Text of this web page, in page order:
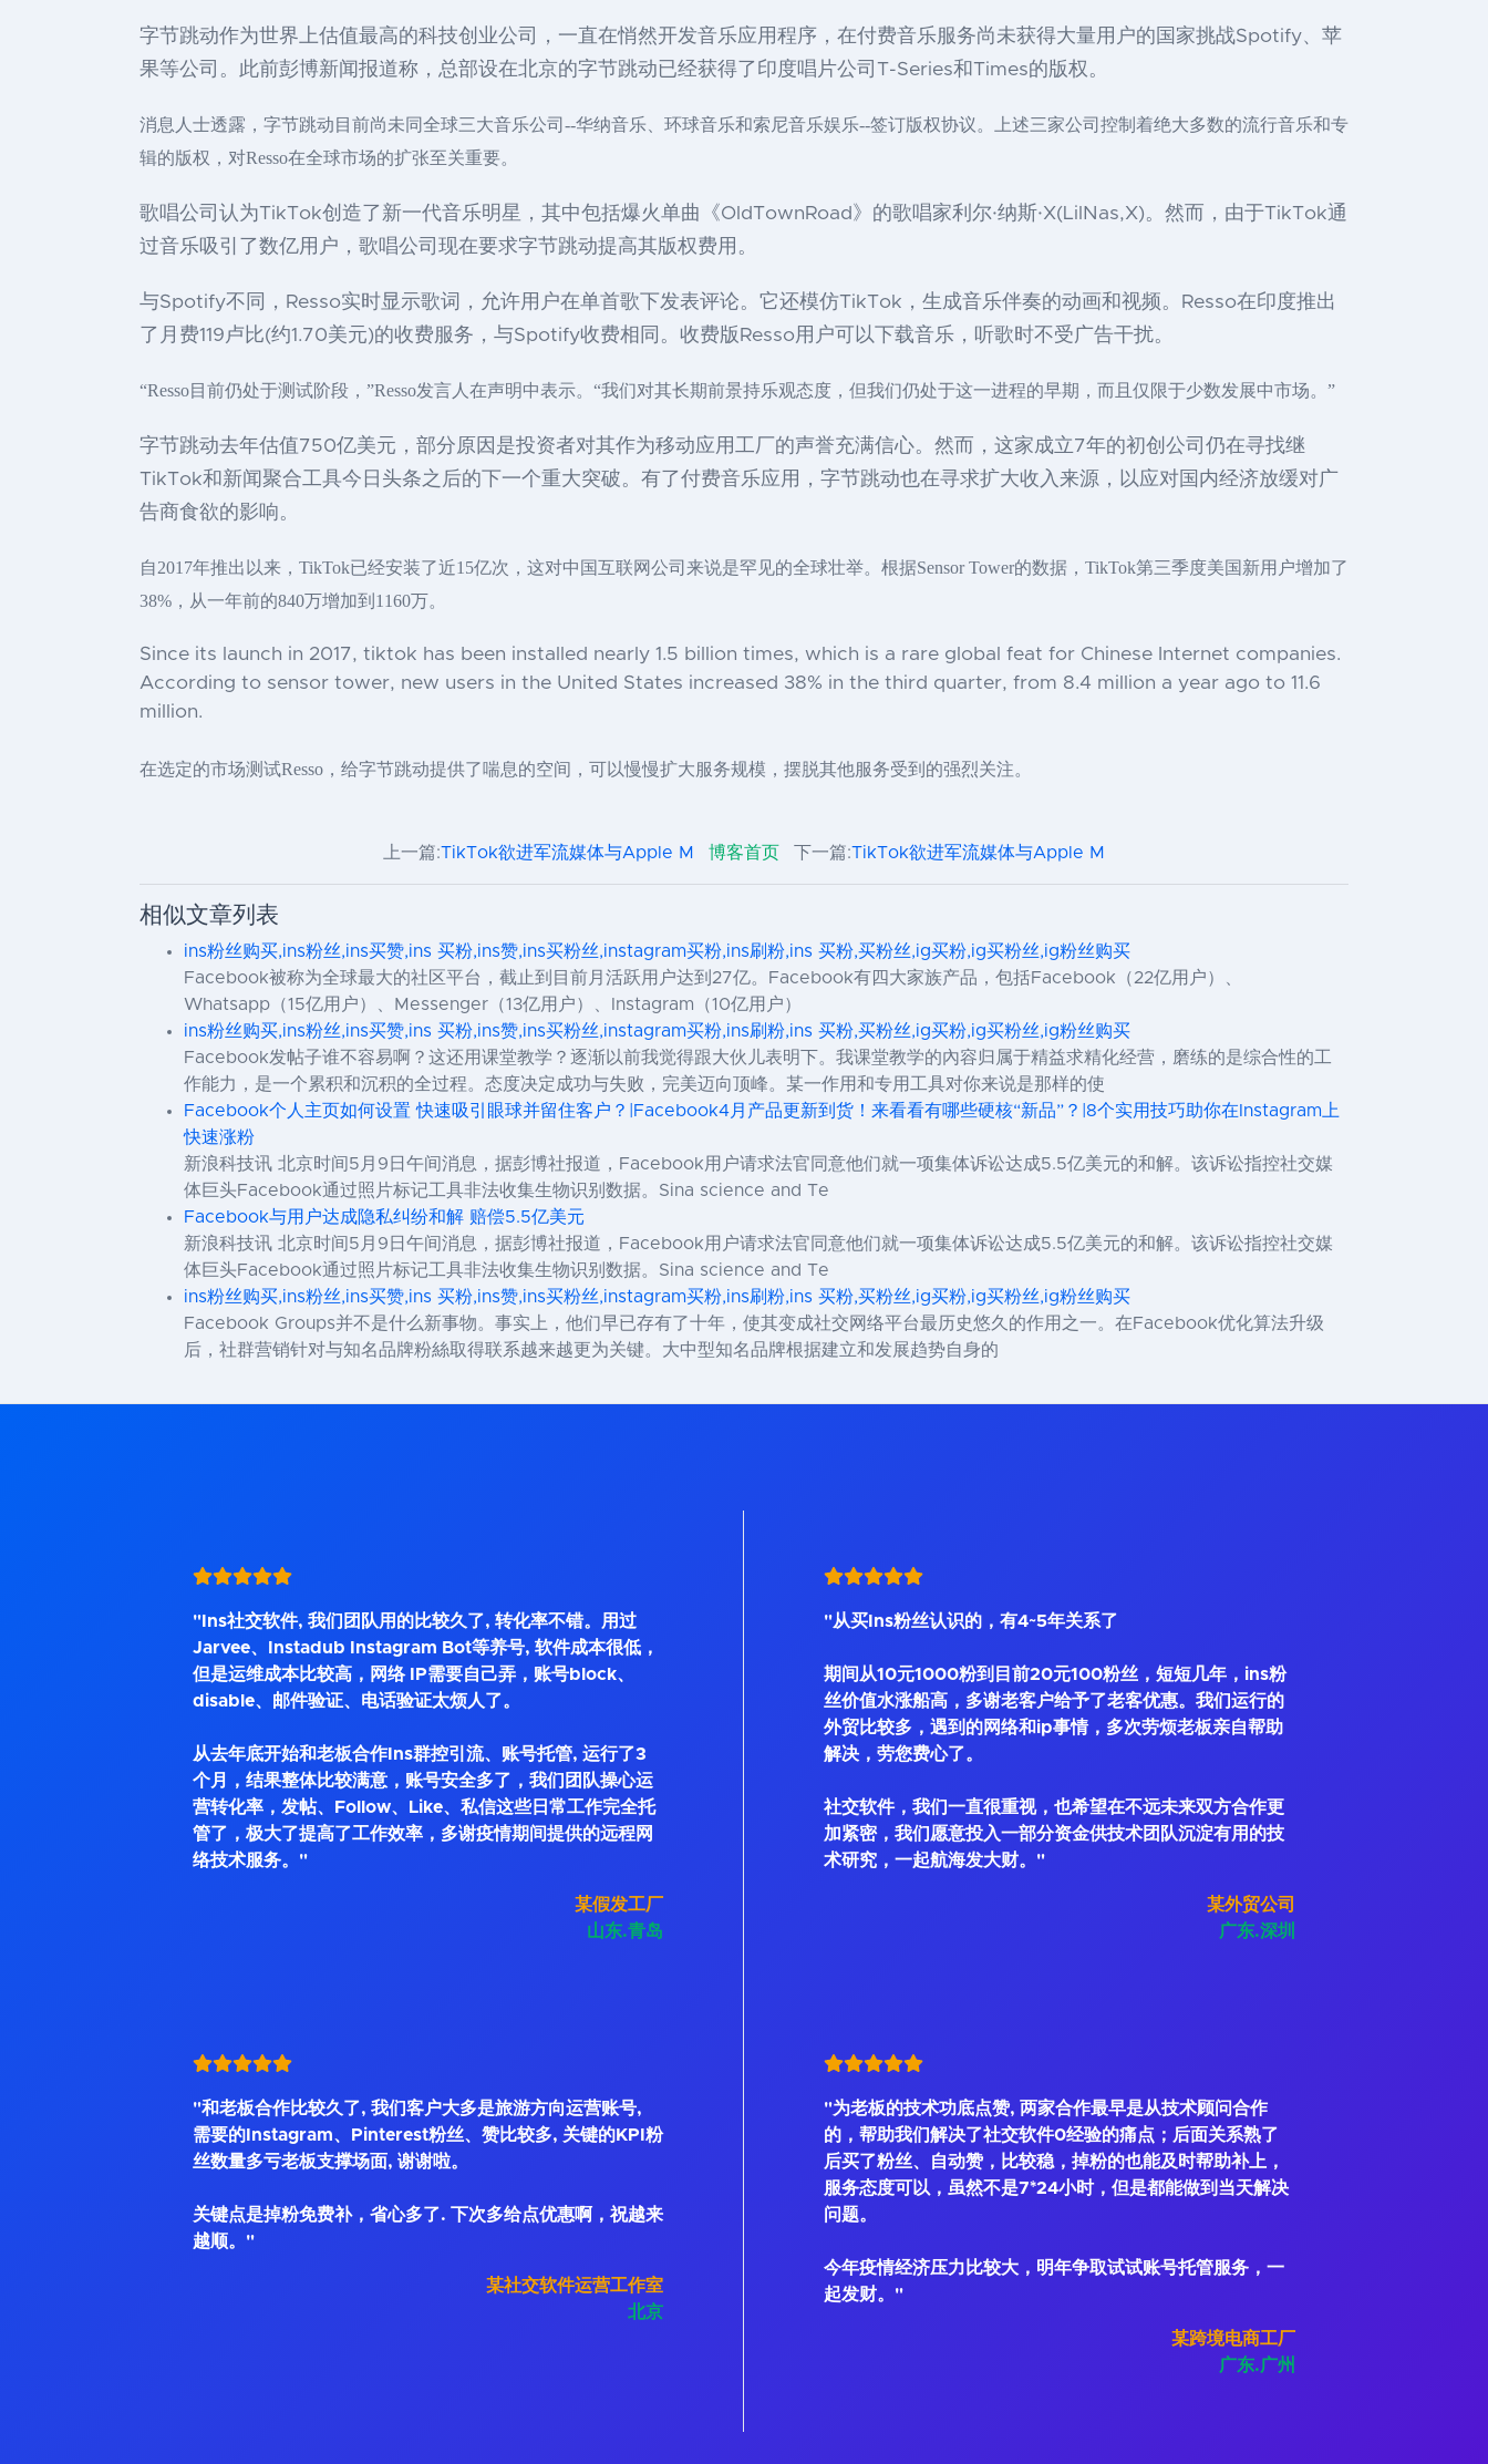
字节跳动作为世界上估值最高的科技创业公司，一直在悄然开发音乐应用程序，在付费音乐服务尚未获得大量用户的国家挑战Spotify、苹
果等公司。此前彭博新闻报道称，总部设在北京的字节跳动已经获得了印度唱片公司T-Series和Times的版权。
消息人士透露，字节跳动目前尚未同全球三大音乐公司--华纳音乐、环球音乐和索尼音乐娱乐--签订版权协议。上述三家公司控制着绝大多数的流行音乐和专
辑的版权，对Resso在全球市场的扩张至关重要。
歌唱公司认为TikTok创造了新一代音乐明星，其中包括爆火单曲《OldTownRoad》的歌唱家利尔·纳斯·X(LilNas,X)。然而，由于TikTok通
过音乐吸引了数亿用户，歌唱公司现在要求字节跳动提高其版权费用。
与Spotify不同，Resso实时显示歌词，允许用户在单首歌下发表评论。它还模仿TikTok，生成音乐伴奏的动画和视频。Resso在印度推出
了月费119卢比(约1.70美元)的收费服务，与Spotify收费相同。收费版Resso用户可以下载音乐，听歌时不受广告干扰。
“Resso目前仍处于测试阶段，”Resso发言人在声明中表示。“我们对其长期前景持乐观态度，但我们仍处于这一进程的早期，而且仅限于少数发展中市场。”
字节跳动去年估值750亿美元，部分原因是投资者对其作为移动应用工厂的声誉充满信心。然而，这家成立7年的初创公司仍在寻找继
TikTok和新闻聚合工具今日头条之后的下一个重大突破。有了付费音乐应用，字节跳动也在寻求扩大收入来源，以应对国内经济放缓对广
告商食欲的影响。
自2017年推出以来，TikTok已经安装了近15亿次，这对中国互联网公司来说是罕见的全球壮举。根据Sensor Tower的数据，TikTok第三季度美国新用户增加了
38%，从一年前的840万增加到1160万。
Since its launch in 2017, tiktok has been installed nearly 1.5 billion times, which is a rare global feat for Chinese Internet companies.
According to sensor tower, new users in the United States increased 38% in the third quarter, from 8.4 million a year ago to 11.6
million.
在选定的市场测试Resso，给字节跳动提供了喘息的空间，可以慢慢扩大服务规模，摆脱其他服务受到的强烈关注。
上一篇:TikTok欲进军流媒体与Apple M 博客首页 下一篇:TikTok欲进军流媒体与Apple M
相似文章列表
ins粉丝购买,ins粉丝,ins买赞,ins 买粉,ins赞,ins买粉丝,instagram买粉,ins刷粉,ins 买粉,买粉丝,ig买粉,ig买粉丝,ig粉丝购买
Facebook被称为全球最大的社区平台，截止到目前月活跃用户达到27亿。Facebook有四大家族产品，包括Facebook（22亿用户）、
Whatsapp（15亿用户）、Messenger（13亿用户）、Instagram（10亿用户）
ins粉丝购买,ins粉丝,ins买赞,ins 买粉,ins赞,ins买粉丝,instagram买粉,ins刷粉,ins 买粉,买粉丝,ig买粉,ig买粉丝,ig粉丝购买
Facebook发帖子谁不容易啊？这还用课堂教学？逐渐以前我觉得跟大伙儿表明下。我课堂教学的內容归属于精益求精化经营，磨练的是综合性的工
作能力，是一个累积和沉积的全过程。态度决定成功与失败，完美迈向顶峰。某一作用和专用工具对你来说是那样的使
Facebook个人主页如何设置 快速吸引眼球并留住客户？|Facebook4月产品更新到货！来看看有哪些硬核“新品”？|8个实用技巧助你在Instagram上
快速涨粉
新浪科技讯 北京时间5月9日午间消息，据彭博社报道，Facebook用户请求法官同意他们就一项集体诉讼达成5.5亿美元的和解。该诉讼指控社交媒
体巨头Facebook通过照片标记工具非法收集生物识别数据。Sina science and Te
Facebook与用户达成隐私纠纷和解 赔偿5.5亿美元
新浪科技讯 北京时间5月9日午间消息，据彭博社报道，Facebook用户请求法官同意他们就一项集体诉讼达成5.5亿美元的和解。该诉讼指控社交媒
体巨头Facebook通过照片标记工具非法收集生物识别数据。Sina science and Te
ins粉丝购买,ins粉丝,ins买赞,ins 买粉,ins赞,ins买粉丝,instagram买粉,ins刷粉,ins 买粉,买粉丝,ig买粉,ig买粉丝,ig粉丝购买
Facebook Groups并不是什么新事物。事实上，他们早已存有了十年，使其变成社交网络平台最历史悠久的作用之一。在Facebook优化算法升级
后，社群营销针对与知名品牌粉絲取得联系越来越更为关键。大中型知名品牌根据建立和发展趋势自身的
"Ins社交软件, 我们团队用的比较久了, 转化率不错。用过
Jarvee、Instadub Instagram Bot等养号, 软件成本很低，
但是运维成本比较高，网络 IP需要自己弄，账号block、
disable、邮件验证、电话验证太烦人了。
从去年底开始和老板合作Ins群控引流、账号托管, 运行了3
个月，结果整体比较满意，账号安全多了，我们团队操心运
营转化率，发帖、Follow、Like、私信这些日常工作完全托
管了，极大了提高了工作效率，多谢疫情期间提供的远程网
络技术服务。"
某假发工厂
山东.青岛
"从买Ins粉丝认识的，有4~5年关系了
期间从10元1000粉到目前20元100粉丝，短短几年，ins粉
丝价值水涨船高，多谢老客户给予了老客优惠。我们运行的
外贸比较多，遇到的网络和ip事情，多次劳烦老板亲自帮助
解决，劳您费心了。
社交软件，我们一直很重视，也希望在不远未来双方合作更
加紧密，我们愿意投入一部分资金供技术团队沉淀有用的技
术研究，一起航海发大财。"
某外贸公司
广东.深圳
"和老板合作比较久了, 我们客户大多是旅游方向运营账号,
需要的Instagram、Pinterest粉丝、赞比较多, 关键的KPI粉
丝数量多亏老板支撑场面, 谢谢啦。
关键点是掉粉免费补，省心多了. 下次多给点优惠啊，祝越来
越顺。"
某社交软件运营工作室
北京
"为老板的技术功底点赞, 两家合作最早是从技术顾问合作
的，帮助我们解决了社交软件0经验的痛点；后面关系熟了
后买了粉丝、自动赞，比较稳，掉粉的也能及时帮助补上，
服务态度可以，虽然不是7*24小时，但是都能做到当天解决
问题。
今年疫情经济压力比较大，明年争取试试账号托管服务，一
起发财。"
某跨境电商工厂
广东.广州